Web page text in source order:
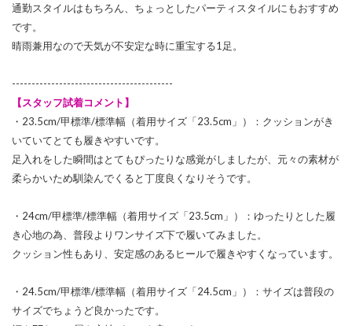
通勤スタイルはもちろん、ちょっとしたパーティスタイルにもおすすめ
です。
晴雨兼用なので天気が不安定な時に重宝する1足。
-----------------------------------------
【スタッフ試着コメント】
・23.5cm/甲標準/標準幅（着用サイズ「23.5cm」）：クッションがき
いていてとても履きやすいです。
足入れをした瞬間はとてもぴったりな感覚がしましたが、元々の素材が
柔らかいため馴染んでくると丁度良くなりそうです。
・24cm/甲標準/標準幅（着用サイズ「23.5cm」）：ゆったりとした履
き心地の為、普段よりワンサイズ下で履いてみました。
クッション性もあり、安定感のあるヒールで履きやすくなっています。
・24.5cm/甲標準/標準幅（着用サイズ「24.5cm」）：サイズは普段の
サイズでちょうど良かったです。